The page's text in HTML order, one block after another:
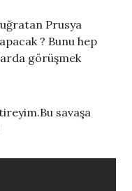
Prusya
? Bunu hep
görüşmek
savaşa